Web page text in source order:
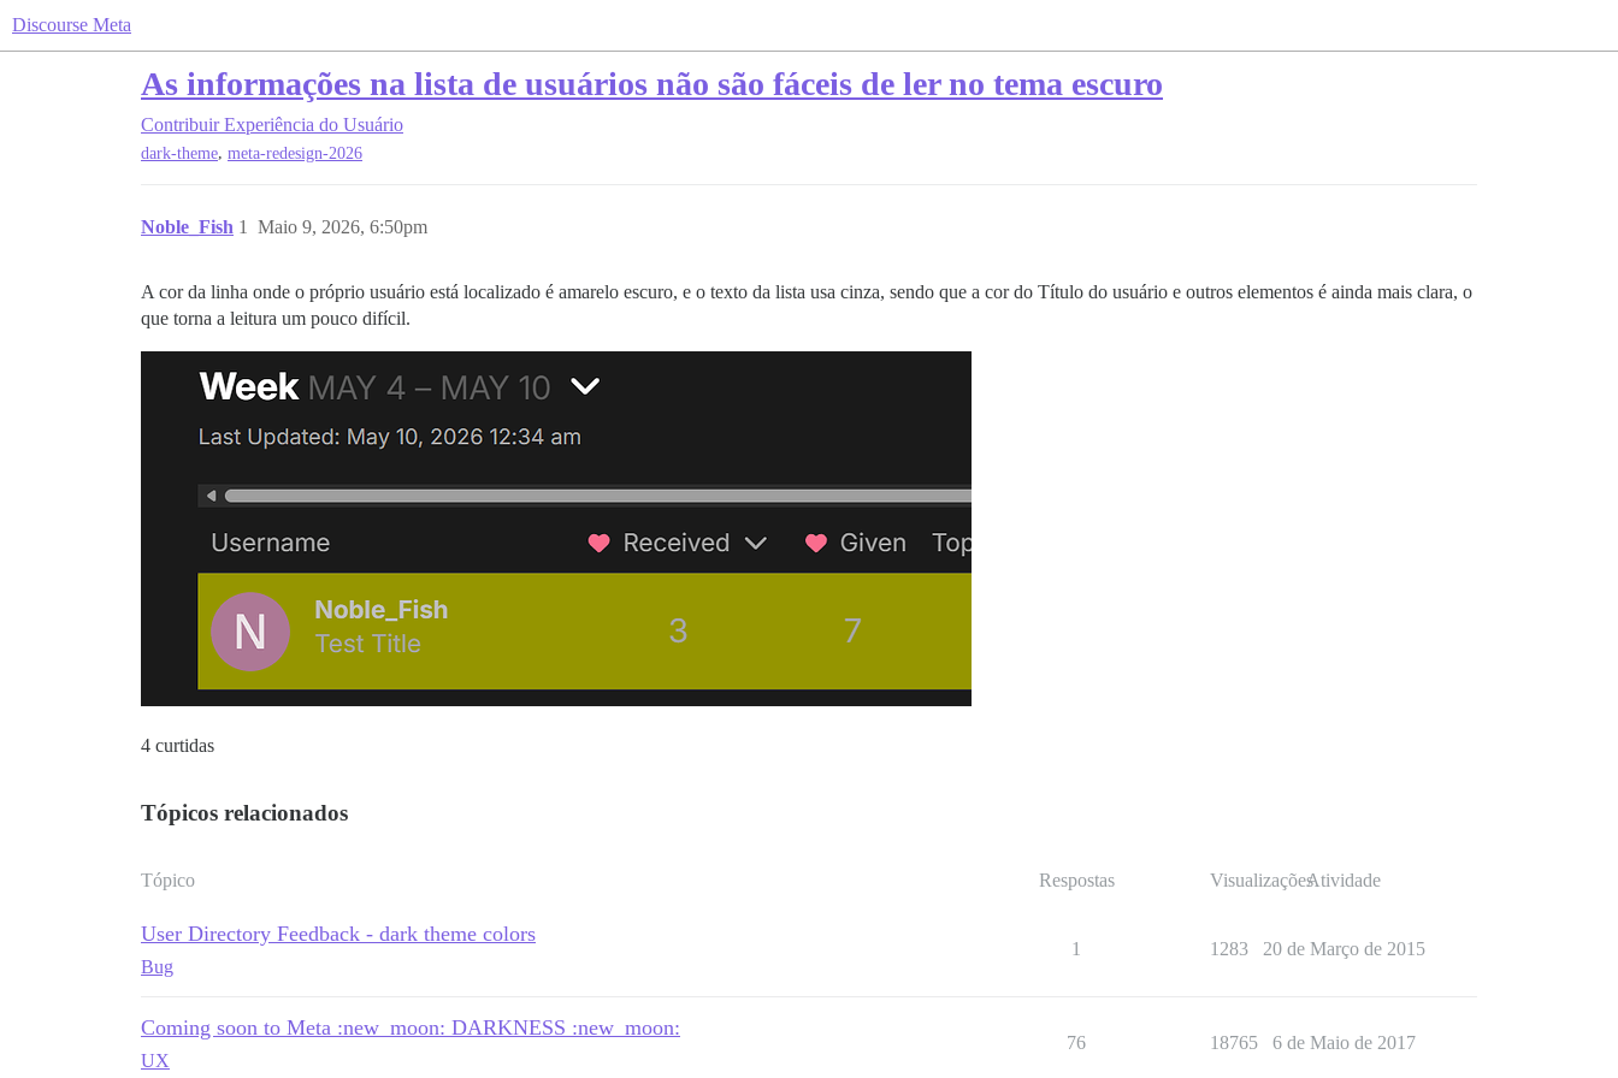
Discourse Meta
As informações na lista de usuários não são fáceis de ler no tema escuro
Contribuir Experiência do Usuário
dark-theme, meta-redesign-2026
Noble_Fish Maio 9, 2026, 6:50pm
1
A cor da linha onde o próprio usuário está localizado é amarelo escuro, e o texto da lista usa cinza, sendo que a cor do Título do usuário e outros elementos é ainda mais clara, o
que torna a leitura um pouco difícil.
4 curtidas
Tópicos relacionados
Tópico Respostas VisualizaçõesAtividade
User Directory Feedback - dark theme colors
Bug
1 1283 20 de Março de 2015
Coming soon to Meta :new_moon: DARKNESS :new_moon:
UX
76 18765 6 de Maio de 2017